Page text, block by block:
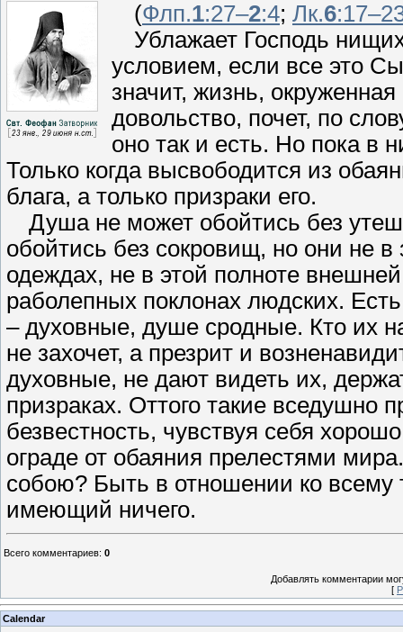
(Флп.1:27–2:4; Лк.6
Ублажает Господь
условием, если все это
значит, жизнь,
довольство, почет, по
оно так и есть. Но пока в
Только когда высвободится из
блага, а только призраки его.
Душа не может обойтись без
обойтись без сокровищ, но они не
одеждах, не в этой полноте
раболепных поклонах людских.
– духовные, душе сродные. Кто их
не захочет, а презрит и
духовные, не дают видеть их,
призраках. Оттого такие вседушно
безвестность, чувствуя себя
ограде от обаяния прелестями
собою? Быть в отношении ко всему
имеющий ничего.
Всего комментариев: 0
Добавлять комментарии
[
Calendar